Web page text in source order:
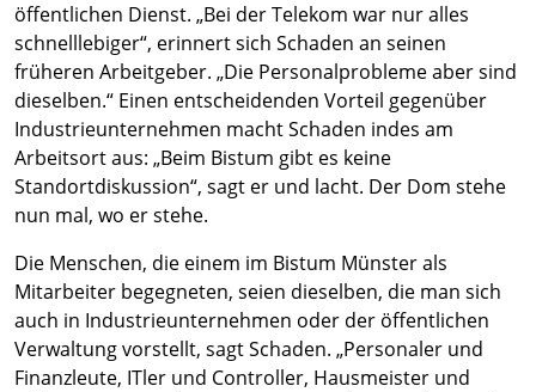
öffentlichen Dienst. „Bei der Telekom war nur alles
schnelllebiger“, erinnert sich Schaden an seinen
früheren Arbeitgeber. „Die Personalprobleme aber sind
dieselben.“ Einen entscheidenden Vorteil gegenüber
Industrieunternehmen macht Schaden indes am
Arbeitsort aus: „Beim Bistum gibt es keine
Standortdiskussion“, sagt er und lacht. Der Dom stehe
nun mal, wo er stehe.
Die Menschen, die einem im Bistum Münster als
Mitarbeiter begegneten, seien dieselben, die man sich
auch in Industrieunternehmen oder der öffentlichen
Verwaltung vorstellt, sagt Schaden. „Personaler und
Finanzleute, ITler und Controller, Hausmeister und